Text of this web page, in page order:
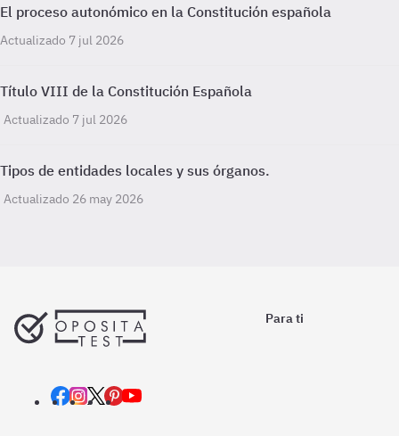
El proceso autonómico en la Constitución española
Actualizado 7 jul 2026
Título VIII de la Constitución Española
Actualizado 7 jul 2026
Tipos de entidades locales y sus órganos.
Actualizado 26 may 2026
Para ti